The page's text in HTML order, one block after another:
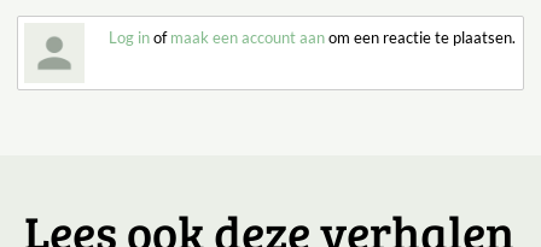
Log inofmaak een account aanom een reactie te plaatsen.
Lees ook deze verhalen